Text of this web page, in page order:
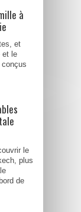
à
et
et le
conçus
le
plus
de